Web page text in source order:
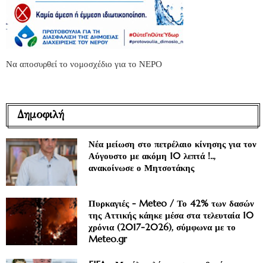
Να αποσυρθεί το νομοσχέδιο για το ΝΕΡΟ
Δημοφιλή
Νέα μείωση στο πετρέλαιο κίνησης για τον
Αύγουστο με ακόμη 10 λεπτά !..,
ανακοίνωσε ο Μητσοτάκης
Πυρκαγιές - Meteo / Το 42% των δασών
της Αττικής κάηκε μέσα στα τελευταία 10
χρόνια (2017-2026), σύμφωνα με το
Meteo.gr